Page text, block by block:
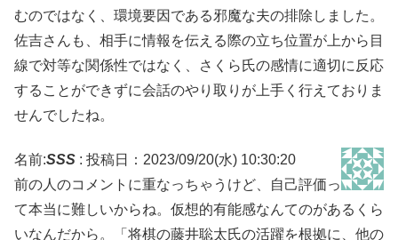
むのではなく、環境要因である邪魔な夫の排除しました。
佐吉さんも、相手に情報を伝える際の立ち位置が上から目
線で対等な関係性ではなく、さくら氏の感情に適切に反応
することができずに会話のやり取りが上手く行えておりま
せんでしたね。
名前:SSS : 投稿日：2023/09/20(水) 10:30:20
前の人のコメントに重なっちゃうけど、自己評価っ
て本当に難しいからね。仮想的有能感なんてのがあるくら
いなんだから。「将棋の藤井聡太氏の活躍を根拠に、他の